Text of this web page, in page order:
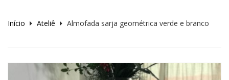
Lembrar-me
Início Ateliê Almofada sarja geométrica verde e branco